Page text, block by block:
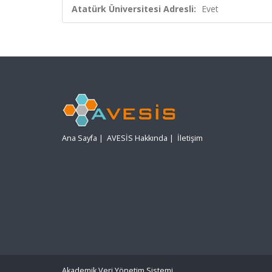
Atatürk Üniversitesi Adresli: Evet
Ana Sayfa | AVESİS Hakkında | İletişim